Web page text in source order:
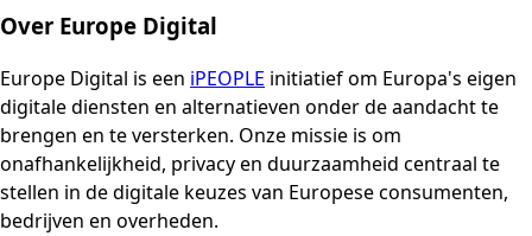
Over Europe Digital
Europe Digital is een iPEOPLE initiatief om Europa's eigen
digitale diensten en alternatieven onder de aandacht te
brengen en te versterken. Onze missie is om
onafhankelijkheid, privacy en duurzaamheid centraal te
stellen in de digitale keuzes van Europese consumenten,
bedrijven en overheden.